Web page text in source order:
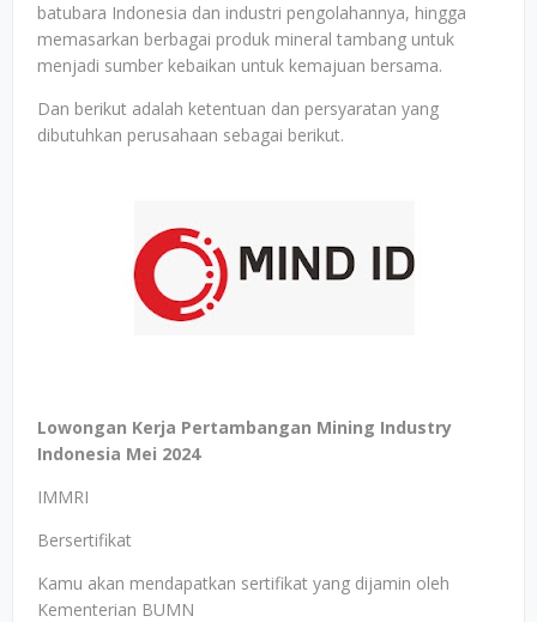
batubara Indonesia dan industri pengolahannya, hingga
memasarkan berbagai produk mineral tambang untuk
menjadi sumber kebaikan untuk kemajuan bersama.
Dan berikut adalah ketentuan dan persyaratan yang
dibutuhkan perusahaan sebagai berikut.
Lowongan Kerja Pertambangan Mining Industry
Indonesia Mei 2024
IMMRI
Bersertifikat
Kamu akan mendapatkan sertifikat yang dijamin oleh
Kementerian BUMN